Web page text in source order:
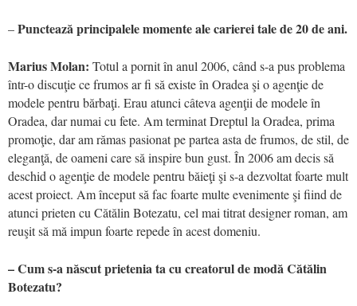
–Punctează principalele momente ale carierei tale de 20 de ani.
Marius Molan: Totul a pornit în anul 2006, când s-a pus problema
într-o discuţie ce frumos ar fi să existe în Oradea şi o agenţie de
modele pentru bărbaţi. Erau atunci câteva agenţii de modele în
Oradea, dar numai cu fete. Am terminat Dreptul la Oradea, prima
promoţie, dar am rămas pasionat pe partea asta de frumos, de stil, de
eleganţă, de oameni care să inspire bun gust. În 2006 am decis să
deschid o agenţie de modele pentru băieţi şi s-a dezvoltat foarte mult
acest proiect. Am început să fac foarte multe evenimente şi fiind de
atunci prieten cu Cătălin Botezatu, cel mai titrat designer roman, am
reuşit să mă impun foarte repede în acest domeniu.
– Cum s-a născut prietenia ta cu creatorul de modă Cătălin
Botezatu?